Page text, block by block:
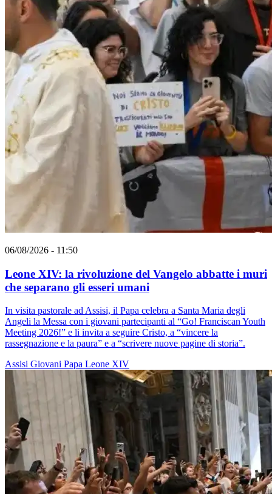
06/08/2026 - 11:50
Leone XIV: la rivoluzione del Vangelo abbatte i muri
che separano gli esseri umani
In visita pastorale ad Assisi, il Papa celebra a Santa Maria degli
Angeli la Messa con i giovani partecipanti al “Go! Franciscan Youth
Meeting 2026!” e li invita a seguire Cristo, a “vincere la
rassegnazione e la paura” e a “scrivere nuove pagine di storia”.
Assisi Giovani Papa Leone XIV